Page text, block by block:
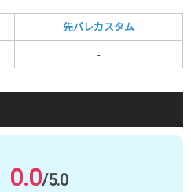
先バレカスタム
-
0.0/5.0